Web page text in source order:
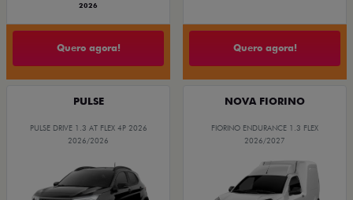
2026
Quero agora! Quero agora!
PULSE
PULSE DRIVE 1.3 AT FLEX 4P 2026
2026/2026
NOVA FIORINO
FIORINO ENDURANCE 1.3 FLEX
2026/2027